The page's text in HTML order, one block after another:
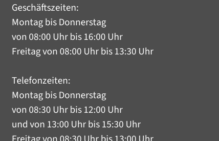
Geschäftszeiten:
Montag bis Donnerstag
von 08:00 Uhr bis 16:00 Uhr
Freitag von 08:00 Uhr bis 13:30 Uhr
Telefonzeiten:
Montag bis Donnerstag
von 08:30 Uhr bis 12:00 Uhr
und von 13:00 Uhr bis 15:30 Uhr